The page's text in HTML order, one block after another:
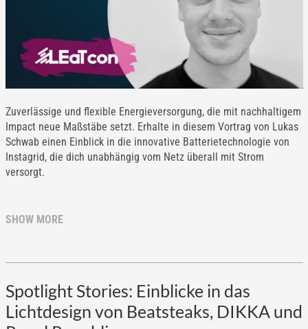
Zuverlässige und flexible Energieversorgung, die mit nachhaltigem
Impact neue Maßstäbe setzt. Erhalte in diesem Vortrag von Lukas
Schwab einen Einblick in die innovative Batterietechnologie von
Instagrid, die dich unabhängig vom Netz überall mit Strom
versorgt.
SHOW MORE
Spotlight Stories: Einblicke in das
Lichtdesign von Beatsteaks, DIKKA und